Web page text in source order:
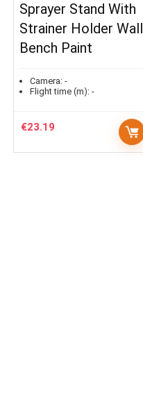
Sprayer Stand With
Strainer Holder Wall
Bench Paint
Camera: -
Flight time (m): -
€23.19